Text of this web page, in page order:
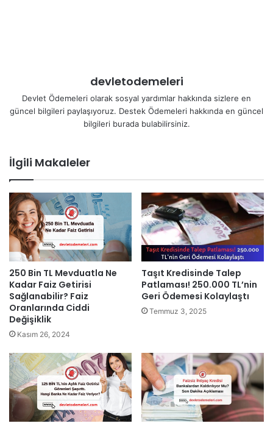
devletodemeleri
Devlet Ödemeleri olarak sosyal yardımlar hakkında sizlere en
güncel bilgileri paylaşıyoruz. Destek Ödemeleri hakkında en güncel
bilgileri burada bulabilirsiniz.
İlgili Makaleler
250 Bin TL Mevduatla Ne
Kadar Faiz Getirisi
Sağlanabilir? Faiz
Oranlarında Ciddi
Değişiklik
Kasım 26, 2024
Taşıt Kredisinde Talep
Patlaması! 250.000 TL’nin
Geri Ödemesi Kolaylaştı
Temmuz 3, 2025